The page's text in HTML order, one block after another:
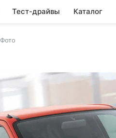
Тест-драйвы Каталог
Фото